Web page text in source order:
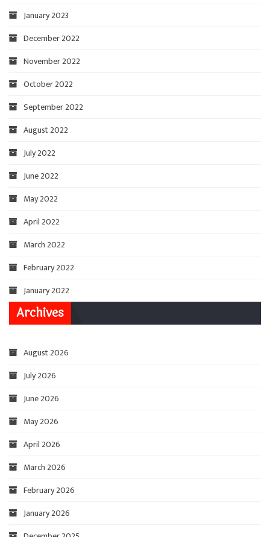
January 2023
December 2022
November 2022
October 2022
September 2022
August 2022
July 2022
June 2022
May 2022
April 2022
March 2022
February 2022
January 2022
Archives
August 2026
July 2026
June 2026
May 2026
April 2026
March 2026
February 2026
January 2026